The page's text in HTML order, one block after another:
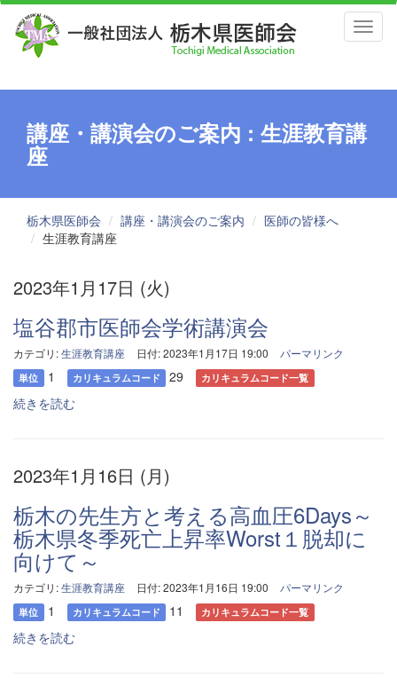
講座・講演会のご案内 : 生涯教育講
座
栃木県医師会 講座・講演会のご案内
医師の皆様へ
生涯教育講座
2023年1月17日 (火)
塩谷郡市医師会学術講演会
カテゴリ:生涯教育講座 日付: 2023年1月17日 19:00 パーマリンク
単位 1 カリキュラムコード 29 カリキュラムコード一覧
続きを読む
2023年1月16日 (月)
栃木の先生方と考える高血圧6Days～
栃木県冬季死亡上昇率Worst１脱却に
向けて～
カテゴリ:生涯教育講座 日付: 2023年1月16日 19:00 パーマリンク
単位 1 カリキュラムコード 11 カリキュラムコード一覧
続きを読む